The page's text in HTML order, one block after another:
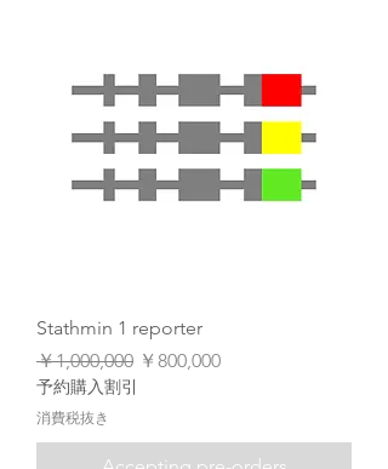
Stathmin 1 reporter
通常価格
￥1,000,000 セール価格
￥800,000
予約購入割引
消費税抜き